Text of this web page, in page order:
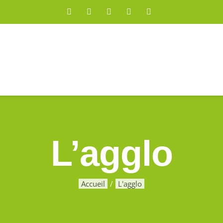
Facebook YouTubeInstagram
L’agglo
Accueil L'agglo